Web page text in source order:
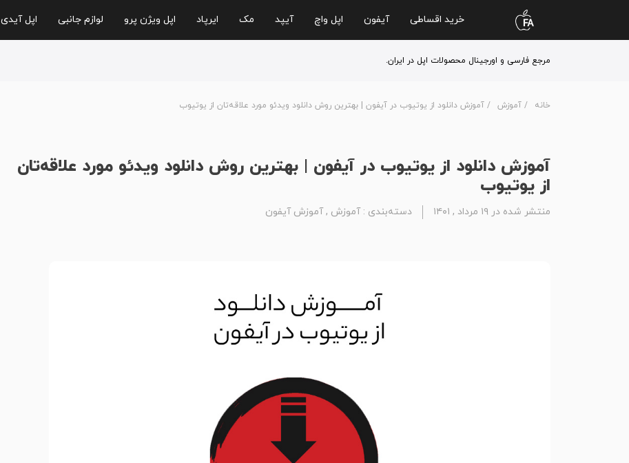
خرید اقساطی آیفون اپل واچ آیپد مک ایرپاد اپل ویژن پرو لوازم جانبی اپل آیدی
مرجع فارسی و اورجینال محصولات اپل در ایران.
خانه / آموزش / آموزش دانلود از یوتیوب در آیفون | بهترین روش دانلود ویدئو مورد علاقه‌تان از یوتیوب
آموزش دانلود از یوتیوب در آیفون | بهترین روش دانلود ویدئو مورد علاقه‌تان
از یوتیوب
منتشر شده در ۱۹ مرداد , ۱۴۰۱ دسته‌بندی : آموزش ,آموزش آیفون